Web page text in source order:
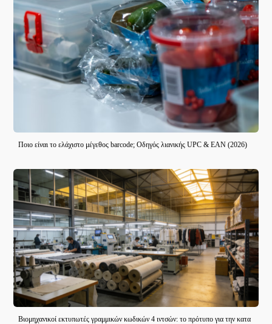
Ποιο είναι το ελάχιστο μέγεθος barcode; Οδηγός λιανικής UPC & EAN (2026)
Βιομηχανικοί εκτυπωτές γραμμικών κωδικών 4 ιντσών: το πρότυπο για την κατα